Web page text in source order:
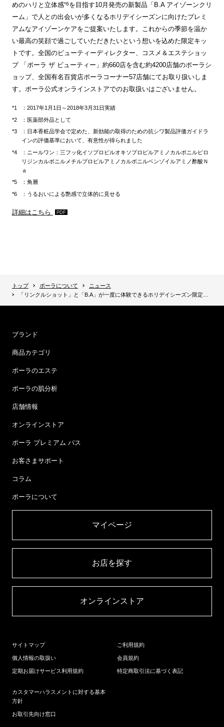
めのハリと立体感*6を目指す10月発売の新製品「B.A アイゾーンクリ
ーム」で人との出会いが多くなるホリデイシーズンに向けたプレミ
アムなアイゾーンケアをご提案いたします。これからの季節を温か
い最高の笑顔で過ごしていただきたいという想いを込めた限定キッ
トです。全国のビューティーディレクター、コスメ＆エステショッ
プ 「ポーラ ザ ビューティー」約660店を含む約4200店舗のポーラシ
ョップ、全国有名百貨店ポーラコーナー57店舗にてお取り扱いしま
す。ポーラ公式オンラインストアでのお取扱いはございません。
：2017年1月1日～2018年3月31日実績
：医薬部外品として
：日本香粧品学会で定めた、新効能の取得のための抗シワ製品評価ガイドラ
インの評価基準において、有意性が得られました
：ニールワン：三フッ化イソプロピルオキソプロピルアミノカルボニルピロ
リジンカルボニルメチルプロピルアミノカルボニルベンゾイルアミノ酢酸Ｎ
ａ
：角層
：うるおいによる艶感で立体的に見せる
詳細はこちら
トップ ポーラについて
ニュース
「リンクルショット」と「B.A」が一度に体験できるホリデイシーズン限定セット 『リンクルショット ホリデイスペシャルキット』発売
ブランド
商品カテゴリ
ポーラのエステ
ポーラの肌分析
店舗情報
オンラインストア
ポーラ プレミアム パス
お客さまサポート
コラム
ポーラについて
マイページ​
お店を探す​
オンラインストア​
サイトマップ
個人情報の取扱い
定期お届けサービス利用規約
ご利用規約
会員規約
特定商取引法に基づく表記
カスタマーハラスメントに対する基本
方針
お取引先向け窓口